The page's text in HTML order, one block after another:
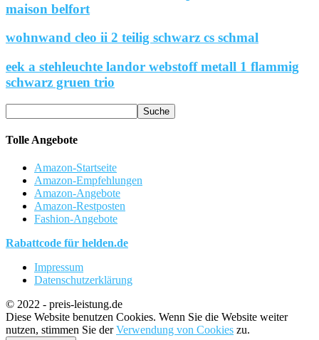
maison belfort
wohnwand cleo ii 2 teilig schwarz cs schmal
eek a stehleuchte landor webstoff metall 1 flammig
schwarz gruen trio
Tolle Angebote
Amazon-Startseite
Amazon-Empfehlungen
Amazon-Angebote
Amazon-Restposten
Fashion-Angebote
Rabattcode für helden.de
Impressum
Datenschutzerklärung
© 2022 - preis-leistung.de
Diese Website benutzen Cookies. Wenn Sie die Website weiter
nutzen, stimmen Sie derVerwendung von Cookies zu.